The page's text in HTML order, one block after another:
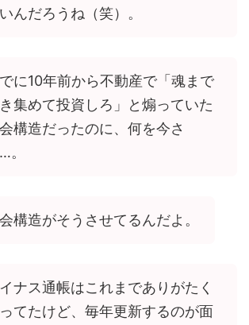
んだろうね（笑）。
に10年前から不動産で「魂まで
集めて投資しろ」と煽っていた
構造だったのに、何を今さ
。
構造がそうさせてるんだよ。
ナス通帳はこれまでありがたく
てたけど、毎年更新するのが面